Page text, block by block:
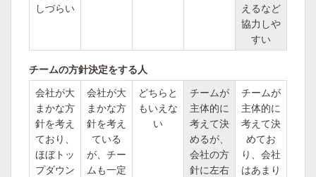
しづらい
えるなど
協力しや
すい
チームの方針決定をする人
会社が大
まかな方
針を考え
ており、
ほぼトッ
プダウン
会社が大
まかな方
針を考え
ている
が、チー
ムも一定
どちらと
もいえな
い
チームが
主体的に
考えて決
めるが、
会社の方
針に左右
チームが
主体的に
考えて決
めてお
り、会社
はあまり